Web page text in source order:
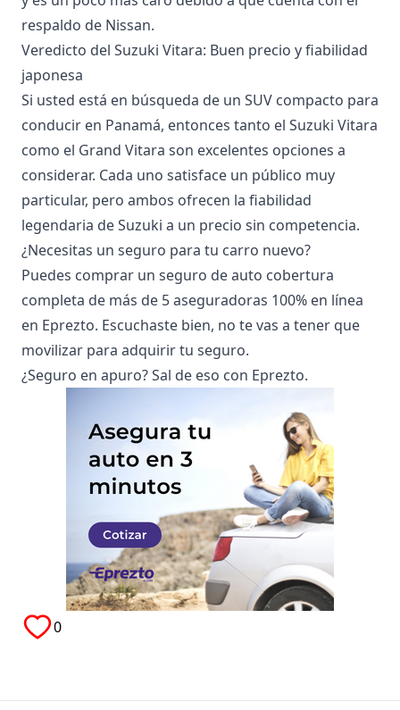
respaldo de Nissan.
Veredicto del Suzuki Vitara: Buen precio y fiabilidad
japonesa
Si usted está en búsqueda de un SUV compacto para
conducir en Panamá, entonces tanto el Suzuki Vitara
como el Grand Vitara son excelentes opciones a
considerar. Cada uno satisface un público muy
particular, pero ambos ofrecen la fiabilidad
legendaria de Suzuki a un precio sin competencia.
¿Necesitas un seguro para tu carro nuevo?
Puedes comprar un seguro de auto cobertura
completa de más de 5 aseguradoras 100% en línea
en Eprezto. Escuchaste bien, no te vas a tener que
movilizar para adquirir tu seguro.
¿Seguro en apuro? Sal de eso con Eprezto.
0